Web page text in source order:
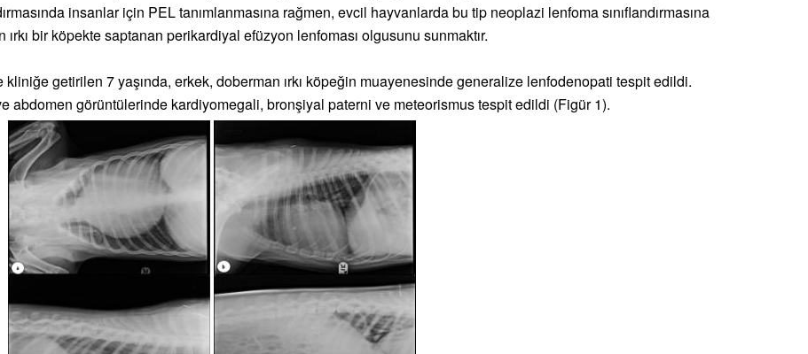
insanlar için PEL tanımlanmasına rağmen, evcil hayvanlarda bu tip neoplazi lenfoma sınıflandırmasına
bir köpekte saptanan perikardiyal efüzyon lenfoması olgusunu sunmaktır.
getirilen 7 yaşında, erkek, doberman ırkı köpeğin muayenesinde generalize lenfodenopati tespit edildi.
abdomen görüntülerinde kardiyomegali, bronşiyal paterni ve meteorismus tespit edildi (Figür 1).